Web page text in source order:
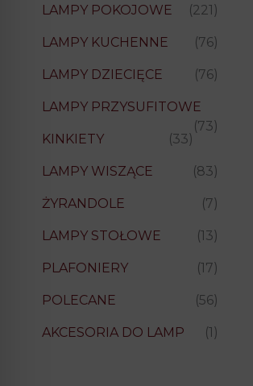
LAMPY POKOJOWE (221)
LAMPY KUCHENNE (76)
LAMPY DZIECIĘCE (76)
LAMPY PRZYSUFITOWE
(73)
KINKIETY
(33)
LAMPY WISZĄCE (83)
ŻYRANDOLE (7)
LAMPY STOŁOWE (13)
PLAFONIERY (17)
POLECANE (56)
AKCESORIA DO LAMP (1)